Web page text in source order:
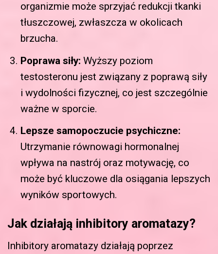
organizmie może sprzyjać redukcji tkanki
tłuszczowej, zwłaszcza w okolicach
brzucha.
Poprawa siły: Wyższy poziom
testosteronu jest związany z poprawą siły
i wydolności fizycznej, co jest szczególnie
ważne w sporcie.
Lepsze samopoczucie psychiczne:
Utrzymanie równowagi hormonalnej
wpływa na nastrój oraz motywację, co
może być kluczowe dla osiągania lepszych
wyników sportowych.
Jak działają inhibitory aromatazy?
Inhibitory aromatazy działają poprzez